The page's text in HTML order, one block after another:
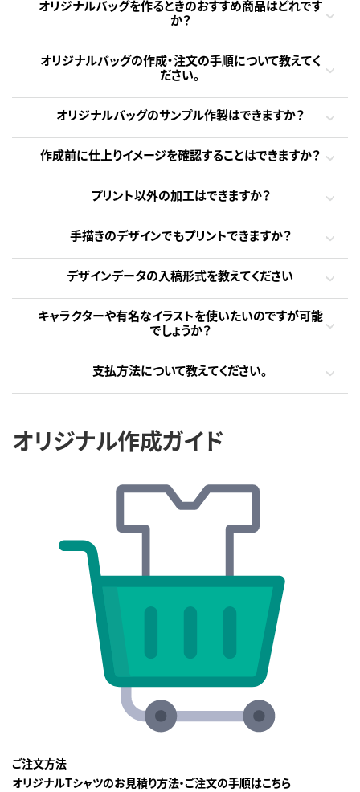
オリジナルバッグを作るときのおすすめ商品はどれです
か？
オリジナルバッグの作成・注文の手順について教えてく
ださい。
オリジナルバッグのサンプル作製はできますか？
作成前に仕上りイメージを確認することはできますか？
プリント以外の加工はできますか？
手描きのデザインでもプリントできますか？
デザインデータの入稿形式を教えてください
キャラクターや有名なイラストを使いたいのですが可能
でしょうか？
支払方法について教えてください。
オリジナル作成ガイド
ご注文方法
オリジナルTシャツのお見積り方法・ご注文の手順はこちら